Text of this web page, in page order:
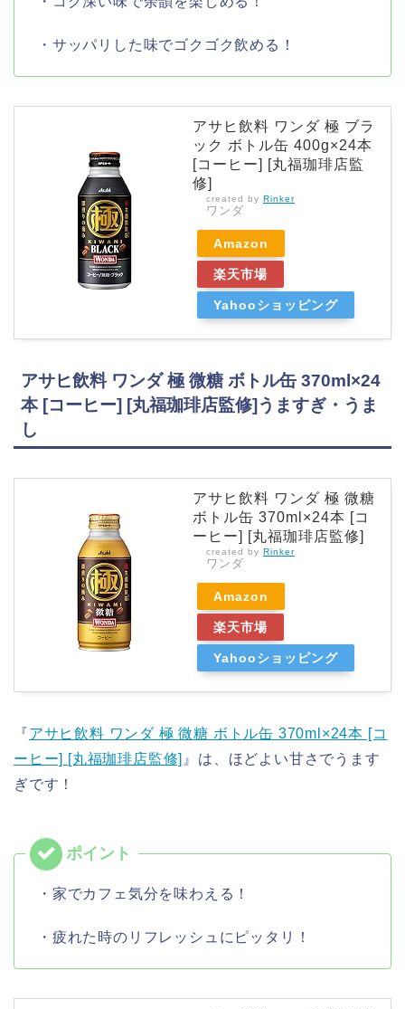
・サッパリした味でゴクゴク飲める！
アサヒ飲料 ワンダ 極 ブラ
ック ボトル缶 400g×24本
[コーヒー] [丸福珈琲店監
修]
created by Rinker
ワンダ
Amazon
楽天市場
Yahooショッピング
アサヒ飲料 ワンダ 極 微糖 ボトル缶 370ml×24
本 [コーヒー] [丸福珈琲店監修]うますぎ・うま
し
アサヒ飲料 ワンダ 極 微糖
ボトル缶 370ml×24本 [コ
ーヒー] [丸福珈琲店監修]
created by Rinker
ワンダ
Amazon
楽天市場
Yahooショッピング
『アサヒ飲料 ワンダ 極 微糖 ボトル缶 370ml×24本 [コ
ーヒー] [丸福珈琲店監修] 』は、ほどよい甘さでうます
ぎです！
・家でカフェ気分を味わえる！
・疲れた時のリフレッシュにピッタリ！